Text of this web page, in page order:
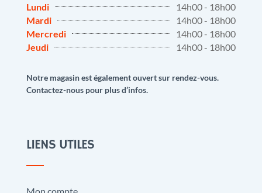
Lundi
14h00 - 18h00
Mardi
14h00 - 18h00
Mercredi
14h00 - 18h00
Jeudi
14h00 - 18h00
Notre magasin est également ouvert sur rendez-vous.
Contactez-nous pour plus d’infos.
LIENS UTILES